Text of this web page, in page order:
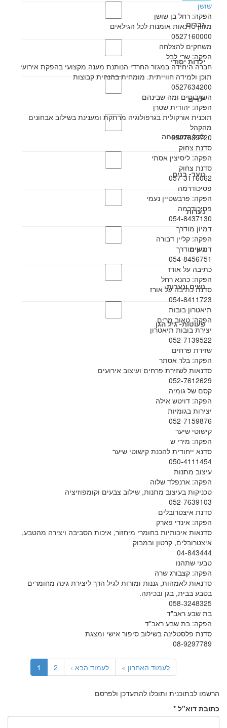
גברים
ילדות יסודי
ילדים
לכל המשפחה
נוער- בנים
נערות
נשים
נשים ונערות
פעוטות- גיל הגן
שושן
הפקה: רחל בן שושן
מגוון סדנאות אומנות לכל הגילאים
0527160000
משחקים להצלחה
הפקה: שרי לבל
חברה היחידה במגזר החרדי הנותנת מענה מקצועי בהפקת אירועי
תוכן ולמידה חווייתית. מומחית בהנחית קבוצות
0527634200
השרבוטים ומה שבינהם
הפקה: יהודית שטרן
תוכנית אורקולית בגרפולוגיה מרתקת ומענינת בשילוב אבחונים
מהקהל
0527689720
סדנת צחוק
הפקה: ליסיצין אסתי
סדנת צחוק
057-3116062
פסיכודרמה
הפקה: פרבשטיין נעמי
פסיכודרמה
054-8437130
דמיון מודרך
הפקה: קליין דבורה
דמיון מודרך
054-8456751
כתיבה על אורז
הפקה: כהנא רחל
סדנת כתיבה על אורז
054-8411723
תיאטרון בובות
הפקה: טאוב מרים
יצירת בובות תיאטרון
052-7139522
שזירת פרחים
הפקה: בלר אסתר
סדנאות לשזירת פרחים ועיצוב אירועים
052-7612629
קסם של גומיה
הפקה: דויטש אילה
יצירות בגומיות
052-7159876
קישוטי שיער
הפקה: מירי ש
סדנא ייחודית להכנת קישוטי שיער
050-4111454
עיצוב מתנות
הפקה: ארנפלד שלוה
טכניקות בעיצוב מתנות, שילוב צבעים וקומפוזיציה
052-7639103
סדנת איצטרובלים
הפקה: אינדי פארק
סדנאות איכותיות בחומרי מיחזור, איכות הסביבה ויצירה מהטבע,
איצטרובלים, קרטון ובמבוק
04-843444
טבעי שתהנו
הפקה: קצבורג שרה
סדנאות לאמהות, גננות ומורות לגיל הרך ליצירת גינה מחומרים
בטבע בבית, בגן ובכיתה.
058-3248325
בת שבע ראב"ד
הפקה: בת שבע ראב"ד
סדנת פלסטלינה בשילוב סיפור אישי ומצגת
08-9297789
1 2 לעמוד הבא › לעמוד האחרון »
הרשמו לבתוכנית ותוכלו להתעדכן ולפרסם
כתובת דוא"ל *